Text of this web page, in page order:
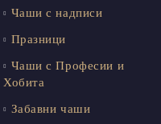
Чаши с надписи
Празници
Чаши с Професии и
Хобита
Забавни чаши